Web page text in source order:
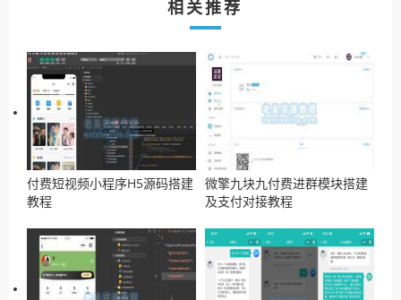
相关推荐
付费短视频小程序H5源码搭建
教程
微擎九块九付费进群模块搭建
及支付对接教程